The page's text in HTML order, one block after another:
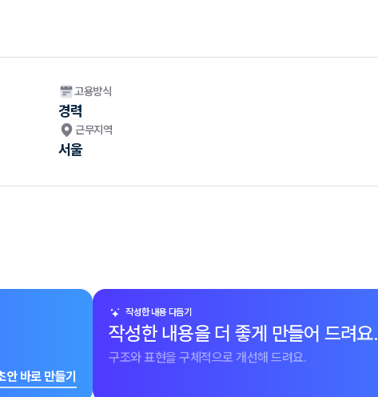
고용방식
경력
근무지역
서울
바로 만들기
작성한 내용 다듬기
작성한 내용을 더 좋게 만들어 드려요.
구조와 표현을 구체적으로 개선해 드려요.